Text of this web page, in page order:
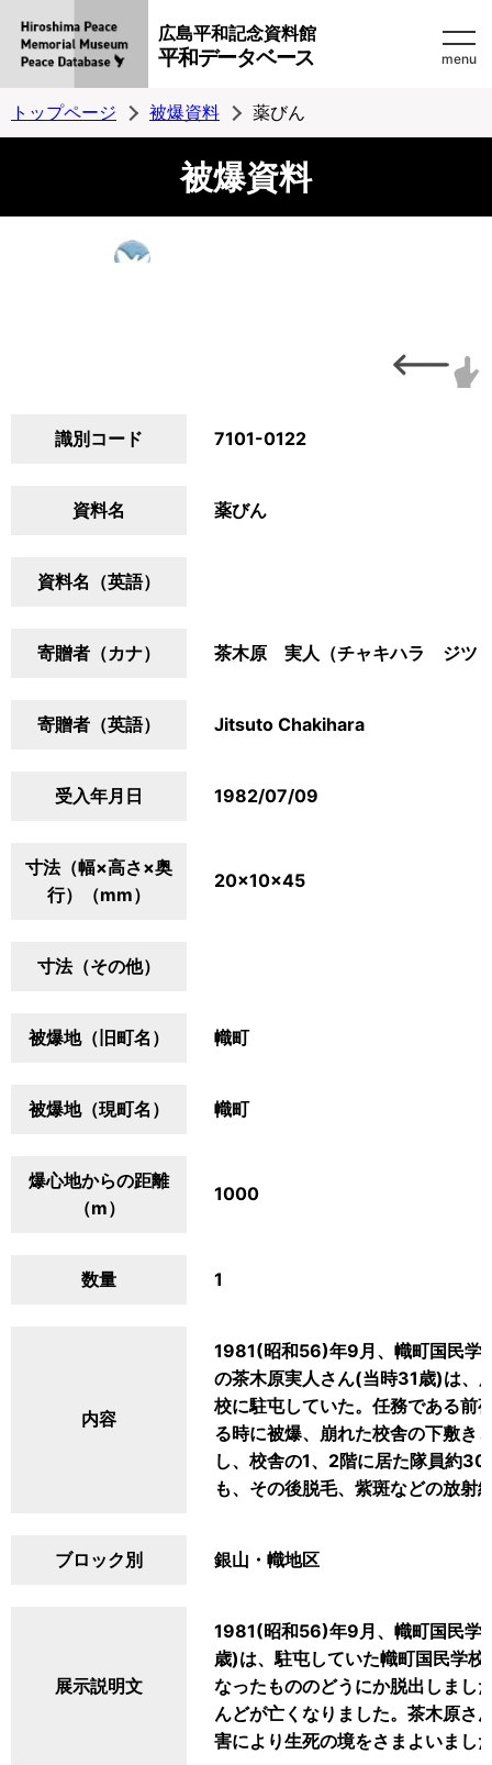
広島平和記念資料館
平和データベース menu
トップページ 被爆資料 薬びん
被爆資料
識別コード 7101-0122
資料名 薬びん
資料名（英語）
寄贈者（カナ） 茶木原 実人（チャキハラ ジツ
寄贈者（英語） Jitsuto Chakihara
受入年月日 1982/07/09
寸法（幅×高さ×奥
行）（mm）
20×10×45
寸法（その他）
被爆地（旧町名） 幟町
被爆地（現町名） 幟町
爆心地からの距離
（m）
1000
数量 1
内容
1981(昭和56)年9月、幟町国民学
の茶木原実人さん(当時31歳)は、
校に駐屯していた。任務である前
る時に被爆、崩れた校舎の下敷き
し、校舎の1、2階に居た隊員約
も、その後脱毛、紫斑などの放射
ブロック別 銀山・幟地区
展示説明文
1981(昭和56)年9月、幟町国民学
歳)は、駐屯していた幟町国民学
なったもののどうにか脱出しまし
んどが亡くなりました。茶木原さ
害により生死の境をさまよいまし